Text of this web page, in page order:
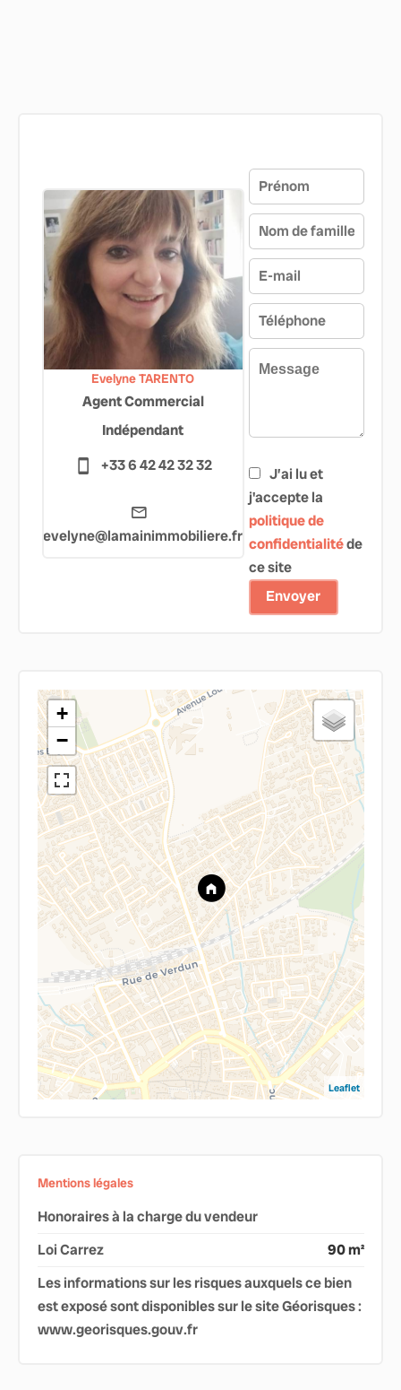
Evelyne TARENTO
Agent Commercial
Indépendant
+33 6 42 42 32 32
evelyne@lamainimmobiliere.fr
J’ai lu et
j'accepte la
politique de
confidentialitéde
ce site
Envoyer
+
−
Leaflet
Mentions légales
Honoraires à la charge du vendeur
Loi Carrez
90 m²
Les informations sur les risques auxquels ce bien
est exposé sont disponibles sur le site Géorisques :
www.georisques.gouv.fr